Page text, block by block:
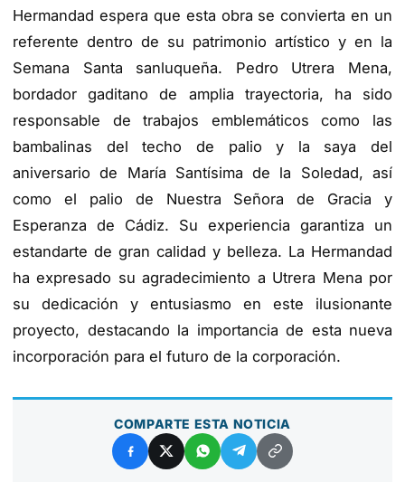
Hermandad espera que esta obra se convierta en un
referente dentro de su patrimonio artístico y en la
Semana Santa sanluqueña. Pedro Utrera Mena,
bordador gaditano de amplia trayectoria, ha sido
responsable de trabajos emblemáticos como las
bambalinas del techo de palio y la saya del
aniversario de María Santísima de la Soledad, así
como el palio de Nuestra Señora de Gracia y
Esperanza de Cádiz. Su experiencia garantiza un
estandarte de gran calidad y belleza. La Hermandad
ha expresado su agradecimiento a Utrera Mena por
su dedicación y entusiasmo en este ilusionante
proyecto, destacando la importancia de esta nueva
incorporación para el futuro de la corporación.
COMPARTE ESTA NOTICIA